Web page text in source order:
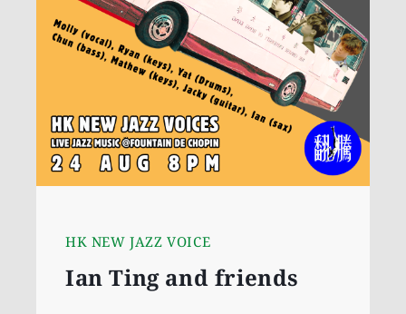
HK NEW JAZZ VOICE
Ian Ting and friends